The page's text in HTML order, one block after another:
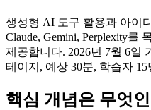
생성형 AI 도구 활용과 아이
Claude, Gemini, Perplexity를
제공합니다. 2026년 7월 6일
테이지, 예상 30분, 학습자
핵심 개념은 무엇